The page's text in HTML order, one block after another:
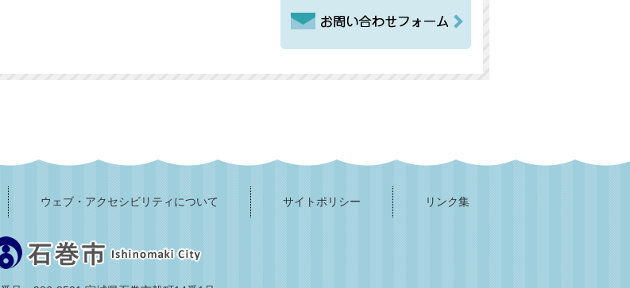
ウェブ・アクセシビリティについて サイトポリシー リンク集